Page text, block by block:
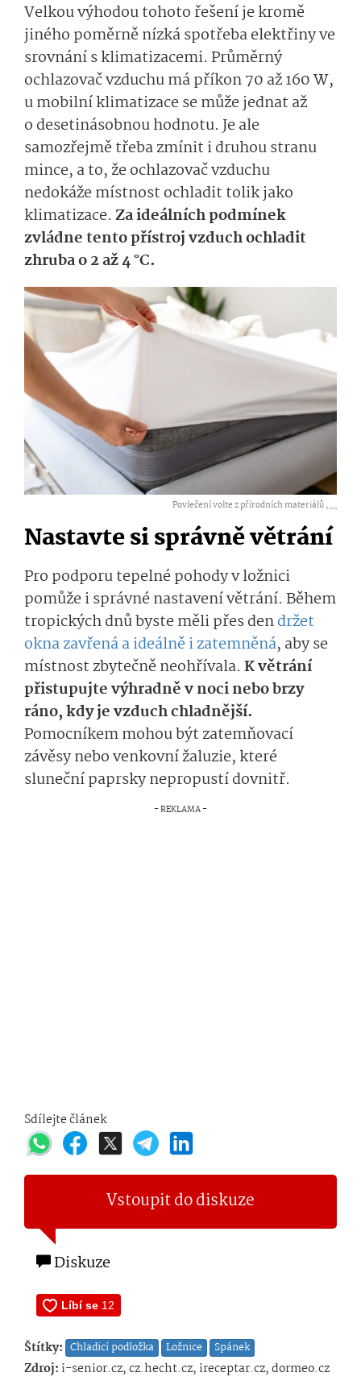
Velkou výhodou tohoto řešení je kromě
jiného poměrně nízká spotřeba elektřiny ve
srovnání s klimatizacemi. Průměrný
ochlazovač vzduchu má příkon 70 až 160 W,
u mobilní klimatizace se může jednat až
o desetinásobnou hodnotu. Je ale
samozřejmě třeba zmínit i druhou stranu
mince, a to, že ochlazovač vzduchu
nedokáže místnost ochladit tolik jako
klimatizace. Za ideálních podmínek
zvládne tento přístroj vzduch ochladit
zhruba o 2 až 4 °C.
Povlečení volte z přírodních materiálů ,...
Nastavte si správně větrání
Pro podporu tepelné pohody v ložnici
pomůže i správné nastavení větrání. Během
tropických dnů byste měli přes dendržet
okna zavřená a ideálně i zatemněná, aby se
místnost zbytečně neohřívala. K větrání
přistupujte výhradně v noci nebo brzy
ráno, kdy je vzduch chladnější.
Pomocníkem mohou být zatemňovací
závěsy nebo venkovní žaluzie, které
sluneční paprsky nepropustí dovnitř.
Sdílejte článek
Vstoupit do diskuze
Diskuze
Štítky: Chladicí podložka Ložnice Spánek
Zdroj: i-senior.cz, cz.hecht.cz, ireceptar.cz, dormeo.cz